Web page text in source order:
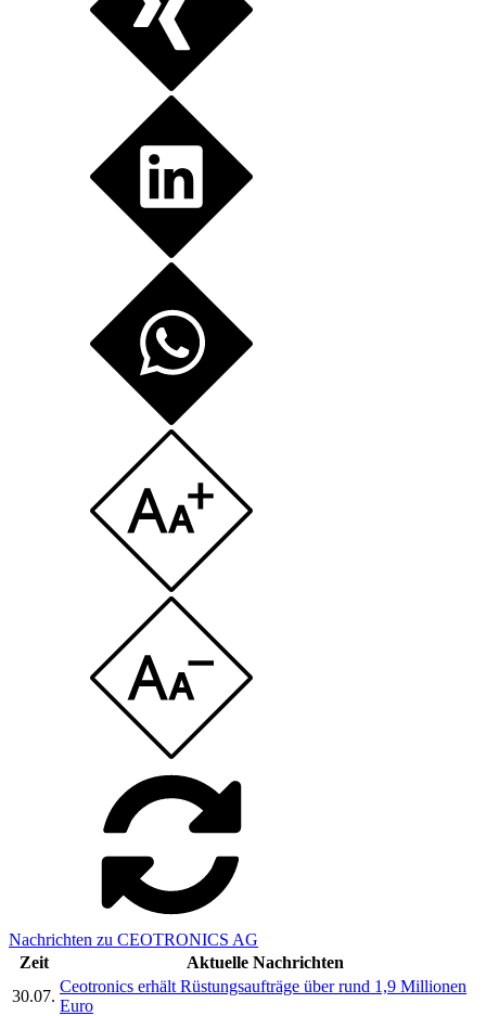
Nachrichten zu CEOTRONICS AG
Zeit
Aktuelle Nachrichten
30.07.
Ceotronics erhält Rüstungsaufträge über rund 1,9 Millionen
Euro